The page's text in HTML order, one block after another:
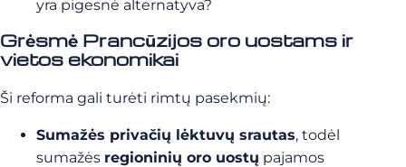
yra pigesnė alternatyva?
Grėsmė Prancūzijos oro uostams ir
vietos ekonomikai
Ši reforma gali turėti rimtų pasekmių:
Sumažės privačių lėktuvų srautas, todėl
sumažės regioninių oro uostų pajamos